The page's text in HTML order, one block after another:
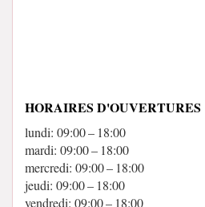
HORAIRES D'OUVERTURES
lundi: 09:00 – 18:00
mardi: 09:00 – 18:00
mercredi: 09:00 – 18:00
jeudi: 09:00 – 18:00
vendredi: 09:00 – 18:00